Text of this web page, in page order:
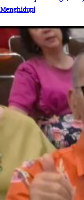
Menghidupi